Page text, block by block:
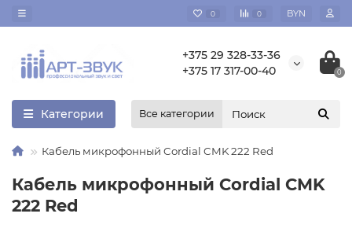
0 0 BYN
+375 29 328-33-36
+375 17 317-00-40
0
Категории Все категории
Кабель микрофонный Cordial CMK 222 Red
Кабель микрофонный Cordial CMK
222 Red